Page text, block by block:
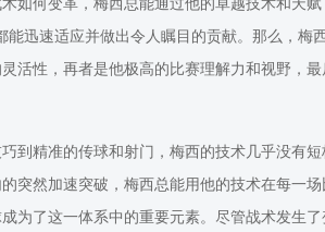
何变革，梅西总能通过他的卓越技术和天
迅速适应并做出令人瞩目的贡献。那么，
活性，再者是他极高的比赛理解力和视野，
精准的传球和射门，梅西的技术几乎没有
突然加速突破，梅西总能用他的技术在每一场
为了这一体系中的重要元素。尽管战术发生